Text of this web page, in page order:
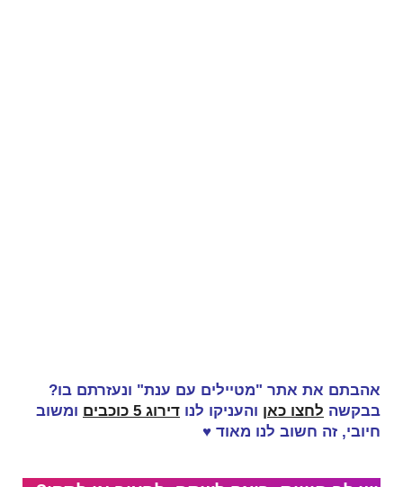
אהבתם את אתר "מטיילים עם ענת" ונעזרתם בו?
בבקשה לחצו כאן והעניקו לנו דירוג 5 כוכבים
ומשוב
חיובי, זה חשוב לנו מאוד ♥